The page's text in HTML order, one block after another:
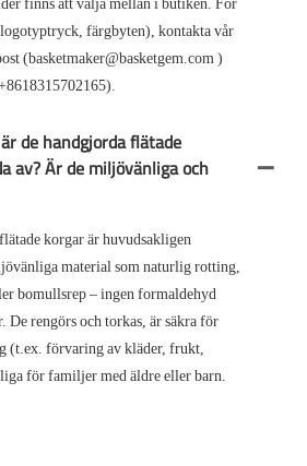
färgbyten), kontakta vår
(basketmaker@basketgem.com )
de handgjorda flätade
av? Är de miljövänliga och
korgar är huvudsakligen
material som naturlig rotting,
bomullsrep – ingen formaldehyd
De rengörs och torkas, är säkra för
(t.ex. förvaring av kläder, frukt,
för familjer med äldre eller barn.